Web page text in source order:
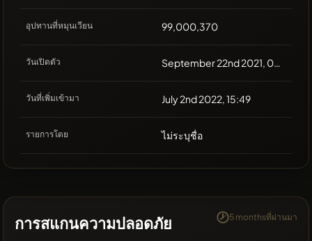
อุปทานที่หมุนเวียน 99,000,370
วันเปิดตัว September 22nd 2021, 00:00
วันที่เพิ่มเข้ามา July 2nd 2022, 15:49
รายการโดย ไม่ระบุชื่อ
การสแกนความปลอดภัย 5 monthsที่ผ่านมา